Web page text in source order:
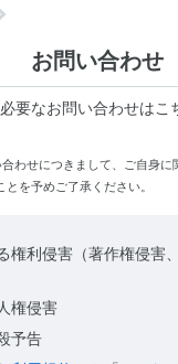
お問い合わせ
要なお問い合わせはこ
わせにつきまして、ご自身
を予めご了承ください。
権利侵害（著作権侵害
権侵害
予告